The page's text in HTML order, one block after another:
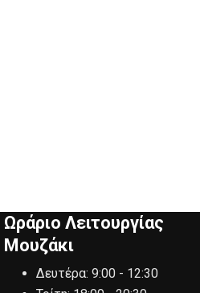
Ωράριο Λειτουργίας
Μουζάκι
Δευτέρα: 9:00 - 12:30